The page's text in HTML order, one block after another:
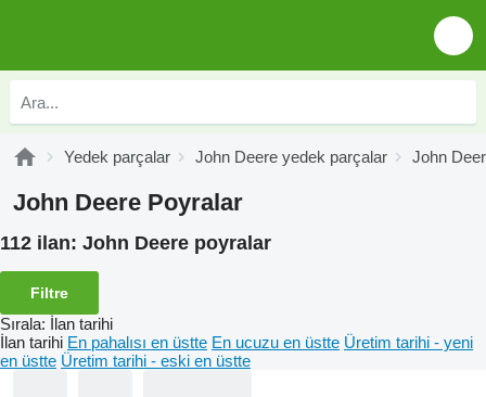
Yedek parçalar John Deere yedek parçalar John
John Deere Poyralar
112 ilan: John Deere poyralar
Filtre
Sırala: İlan tarihi
İlan tarihi En pahalısı en üstte En ucuzu en üstte Üretim tarihi - yeni
en üstte Üretim tarihi - eski en üstte